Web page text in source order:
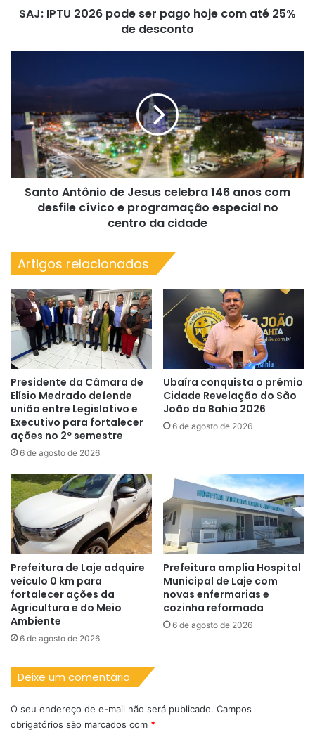
25%
SAJ: IPTU 2026 pode ser pago hoje com até 25%
de desconto
celebra
146
anos
com
desfile
cívico
centro
da
cidade
Santo Antônio de Jesus celebra 146 anos com
desfile cívico e programação especial no
centro da cidade
Artigos relacionados
Presidente da Câmara de
Elísio Medrado defende
união entre Legislativo e
Executivo para fortalecer
ações no 2º semestre
6 de agosto de 2026
Ubaíra conquista o prêmio
Cidade Revelação do São
João da Bahia 2026
6 de agosto de 2026
Prefeitura de Laje adquire
veículo 0 km para
fortalecer ações da
Agricultura e do Meio
Ambiente
6 de agosto de 2026
Prefeitura amplia Hospital
Municipal de Laje com
novas enfermarias e
cozinha reformada
6 de agosto de 2026
Deixe um comentário
O seu endereço de e-mail não será publicado. Campos
obrigatórios são marcados com *